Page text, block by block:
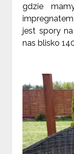
gdzie
jest spory
nas blisko